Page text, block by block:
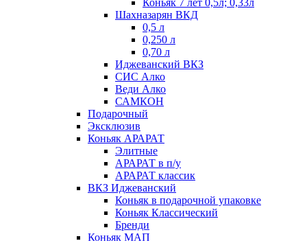
Коньяк 7 лет 0,5л; 0,33л
Шахназарян ВКД
0,5 л
0,250 л
0,70 л
Иджеванский ВКЗ
СИС Алко
Веди Алко
САМКОН
Подарочный
Эксклюзив
Коньяк АРАРАТ
Элитные
АРАРАТ в п/у
АРАРАТ классик
ВКЗ Иджеванский
Коньяк в подарочной упаковке
Коньяк Классический
Бренди
Коньяк МАП